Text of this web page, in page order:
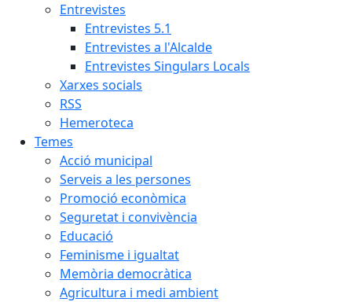
Entrevistes
Entrevistes 5.1
Entrevistes a l'Alcalde
Entrevistes Singulars Locals
Xarxes socials
RSS
Hemeroteca
Temes
Acció municipal
Serveis a les persones
Promoció econòmica
Seguretat i convivència
Educació
Feminisme i igualtat
Memòria democràtica
Agricultura i medi ambient